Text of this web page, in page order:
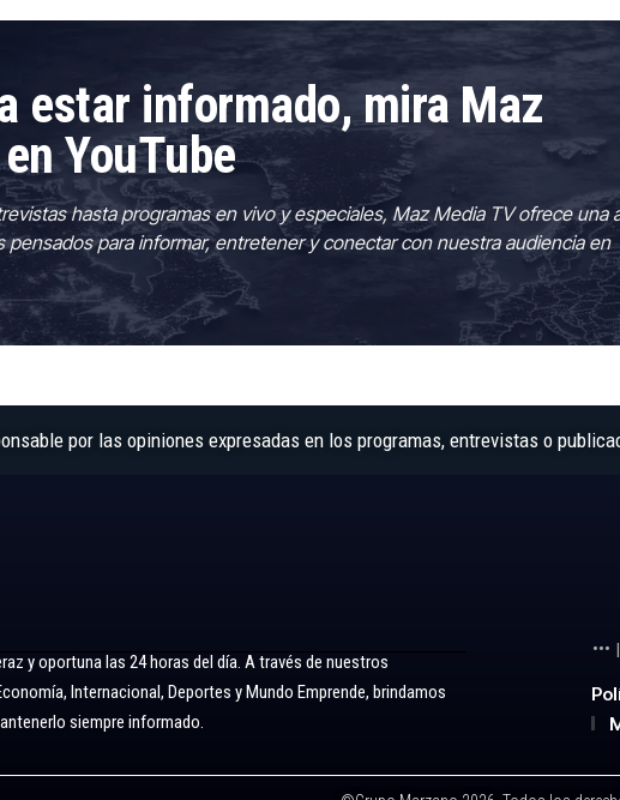
estar informado, mira Maz
YouTube
hasta programas en vivo y especiales, Maz Media TV ofrece una
pensados para informar, entretener y conectar con nuestra audiencia en
por las opiniones expresadas en los programas, entrevistas o
y oportuna las 24 horas del día. A través de nuestros
Internacional, Deportes y Mundo Emprende, brindamos
siempre informado.